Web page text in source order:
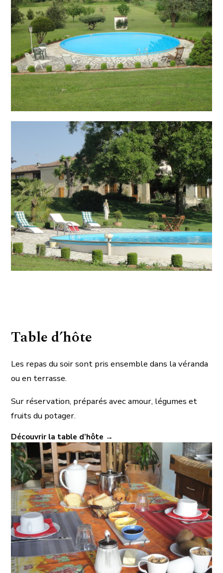
Table d’hôte
Les repas du soir sont pris ensemble dans la véranda
ou en terrasse.
Sur réservation, préparés avec amour, légumes et
fruits du potager.
Découvrir la table d’hôte →